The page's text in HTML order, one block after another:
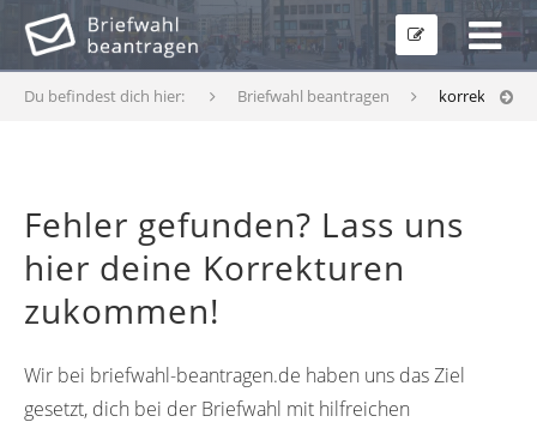
Du befindest dich hier: Briefwahl beantragen
Fehler gefunden? Lass uns
hier deine Korrekturen
zukommen!
Wir bei briefwahl-beantragen.de haben uns das Ziel
gesetzt, dich bei der Briefwahl mit hilfreichen